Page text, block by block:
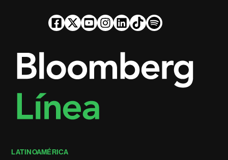
LATINOAMÉRICA